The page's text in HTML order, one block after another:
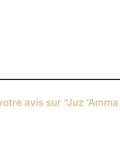
avis sur “Juz